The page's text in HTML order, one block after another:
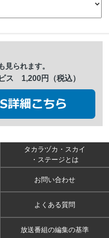
見られます。
ス 1,200円（税込）
タカラヅカ・スカイ
・ステージとは
お問い合わせ
よくある質問
放送番組の編集の基準